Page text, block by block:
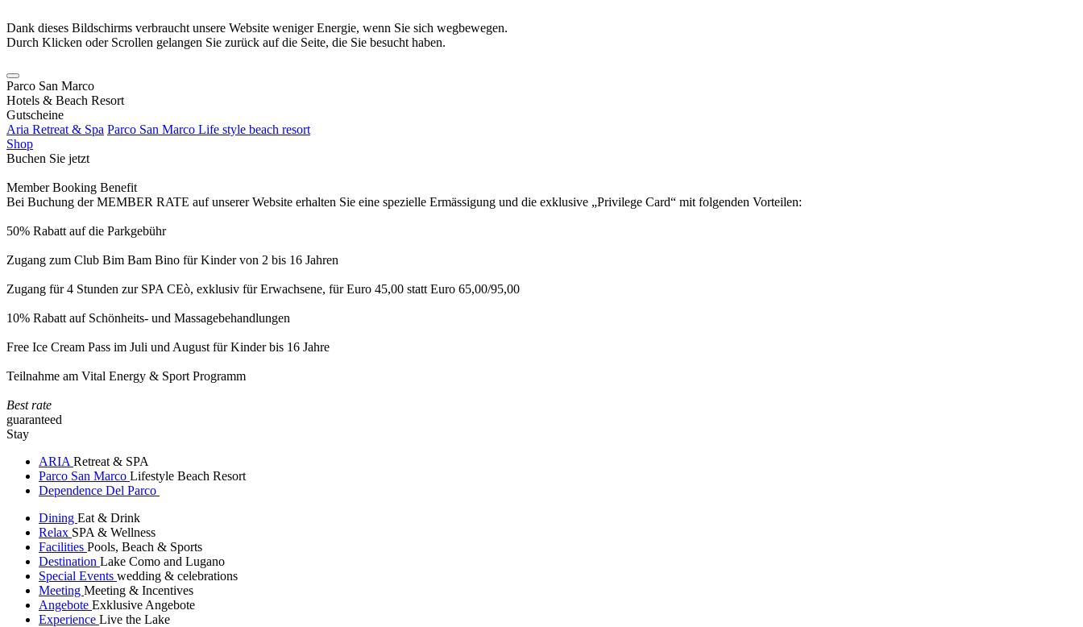
Dank dieses Bildschirms verbraucht unsere Website weniger Energie, wenn Sie sich wegbewegen.
Durch Klicken oder Scrollen gelangen Sie zurück auf die Seite, die Sie besucht haben.
Parco San Marco
Hotels & Beach Resort
Gutscheine
Aria Retreat & Spa Parco San Marco Life style beach resort
Shop
Buchen Sie jetzt
Member Booking Benefit
Bei Buchung der MEMBER RATE auf unserer Website erhalten Sie eine spezielle Ermässigung und die exklusive „Privilege Card“ mit folgenden Vorteilen:
50% Rabatt auf die Parkgebühr
Zugang zum Club Bim Bam Bino für Kinder von 2 bis 16 Jahren
Zugang für 4 Stunden zur SPA CEò, exklusiv für Erwachsene, für Euro 45,00 statt Euro 65,00/95,00
10% Rabatt auf Schönheits- und Massagebehandlungen
Free Ice Cream Pass im Juli und August für Kinder bis 16 Jahre
Teilnahme am Vital Energy & Sport Programm
Best rate
guaranteed
Stay
ARIA Retreat & SPA
Parco San Marco Lifestyle Beach Resort
Dependence Del Parco
Dining Eat & Drink
Relax SPA & Wellness
Facilities Pools, Beach & Sports
Destination Lake Como and Lugano
Special Events wedding & celebrations
Meeting Meeting & Incentives
Angebote Exklusive Angebote
Experience Live the Lake